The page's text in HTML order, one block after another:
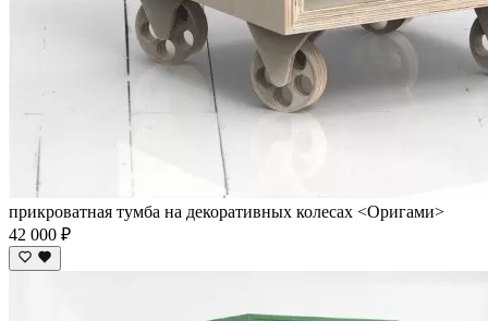
прикроватная тумба на декоративных колесах <Оригами>
42 000 ₽